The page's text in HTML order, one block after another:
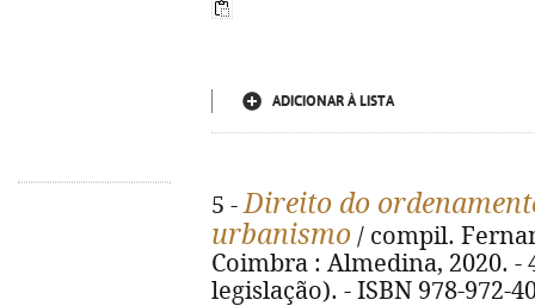
ADICIONAR À LISTA
5 -Direito do
urbanismo / compil.
Coimbra : Almedina, 2020. -
legislação). - ISBN 978-972-